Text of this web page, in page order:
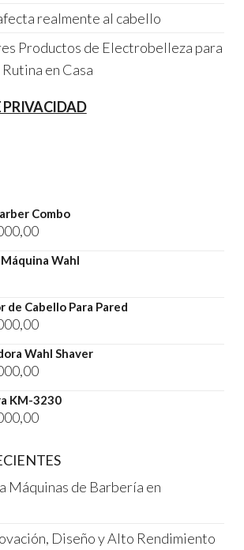
realmente al cabello
Productos de Electrobelleza para
en Casa
PRIVACIDAD
Combo
Wahl
de Cabello Para Pared
Wahl Shaver
KM-3230
Máquinas de Barbería en
Diseño y Alto Rendimiento